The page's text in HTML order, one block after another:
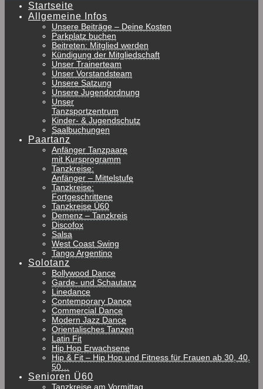
Startseite
Allgemeine Infos
Unsere Beiträge – Deine Kosten
Parkplatz buchen
Beitreten: Mitglied werden
Kündigung der Mitgliedschaft
Unser Trainerteam
Unser Vorstandsteam
Unsere Satzung
Unsere Jugendordnung
Unser
Tanzsportzentrum
Kinder- & Jugendschutz
Saalbuchungen
Paartanz
Anfänger Tanzpaare
mit Kursprogramm
Tanzkreise:
Anfänger – Mittelstufe
Tanzkreise:
Fortgeschrittene
Tanzkreise Ü60
Demenz – Tanzkreis
Discofox
Salsa
West Coast Swing
Tango Argentino
Solotanz
Bollywood Dance
Garde- und Schautanz
Linedance
Contemporary Dance
Commercial Dance
Modern Jazz Dance
Orientalisches Tanzen
Latin Fit
Hip Hop Erwachsene
Hip & Fit – Hip Hop und Fitness für Frauen ab 30, 40,
50…
Senioren Ü60
Tanzkreise am Vormittag